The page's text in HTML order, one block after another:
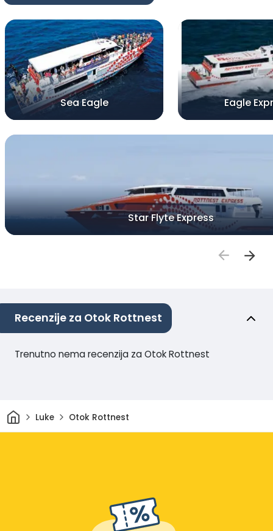
Sea Eagle Eagle
Star Flyte Express
Recenzije za Otok Rottnest
Trenutno nema recenzija za Otok Rottnest
DomLuke Otok Rottnest